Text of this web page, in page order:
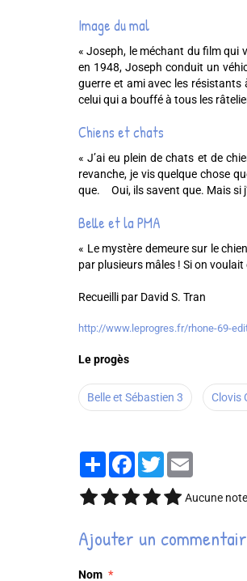
Image du mal
« Joseph, le méchant du film qui
en 1948, Joseph conduit un
guerre et ami avec les résistants
celui qui a bouffé à tous les
Chiens et chats
« J’ai eu plein de chats et de
revanche, je vis quelque chose
que. Oui, ils savent que. Mais si
Belle et la PMA
« Le mystère demeure sur le
par plusieurs mâles ! Si on
Recueilli par David S. Tran
http://www.leprogres.fr/rhone-69-
Le progès
Belle et Sébastien 3 Clovis
PartagerFacebook
Twitter
Aucune
Ajouter un
Nom